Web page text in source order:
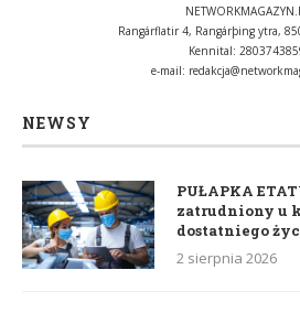
Rangárflatir 4, Rangárþing ytra,
Kennital:
e-mail:
NEWSY
PUŁAPKA
zatrudniony u
dostatniego
2 sierpnia 2026